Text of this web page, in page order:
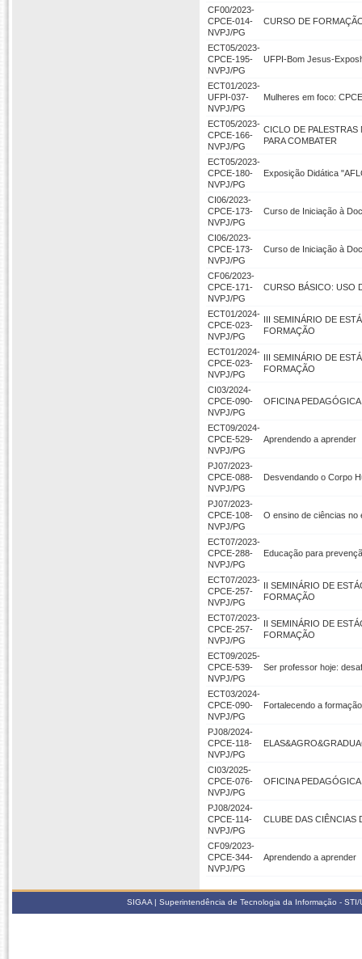
CF00/2023-
CPCE-014-
NVPJ/PG
CURSO DE
ECT05/2023-
CPCE-195-
NVPJ/PG
UFPI-Bom Jesus-
ECT01/2023-
UFPI-037-
NVPJ/PG
Mulheres em foco:
ECT05/2023-
CPCE-166-
NVPJ/PG
CICLO DE PALESTRAS
PARA COMBATER
ECT05/2023-
CPCE-180-
NVPJ/PG
Exposição Didática
CI06/2023-
CPCE-173-
NVPJ/PG
Curso de Iniciação à
CI06/2023-
CPCE-173-
NVPJ/PG
Curso de Iniciação à
CF06/2023-
CPCE-171-
NVPJ/PG
CURSO BÁSICO: USO
ECT01/2024-
CPCE-023-
NVPJ/PG
III SEMINÁRIO DE
FORMAÇÃO
ECT01/2024-
CPCE-023-
NVPJ/PG
III SEMINÁRIO DE
FORMAÇÃO
CI03/2024-
CPCE-090-
NVPJ/PG
OFICINA
ECT09/2024-
CPCE-529-
NVPJ/PG
Aprendendo a aprender
PJ07/2023-
CPCE-088-
NVPJ/PG
Desvendando o Corpo
PJ07/2023-
CPCE-108-
NVPJ/PG
O ensino de ciências no
ECT07/2023-
CPCE-288-
NVPJ/PG
Educação para
ECT07/2023-
CPCE-257-
NVPJ/PG
II SEMINÁRIO DE
FORMAÇÃO
ECT07/2023-
CPCE-257-
NVPJ/PG
II SEMINÁRIO DE
FORMAÇÃO
ECT09/2025-
CPCE-539-
NVPJ/PG
Ser professor hoje:
ECT03/2024-
CPCE-090-
NVPJ/PG
Fortalecendo a
PJ08/2024-
CPCE-118-
NVPJ/PG
CI03/2025-
CPCE-076-
NVPJ/PG
OFICINA
PJ08/2024-
CPCE-114-
NVPJ/PG
CLUBE DAS CIÊNCIAS
CF09/2023-
CPCE-344-
NVPJ/PG
Aprendendo a aprender
SIGAA | Superintendência de Tecnologia da Informação -